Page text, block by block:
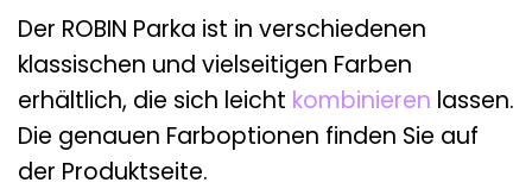
Der ROBIN Parka ist in verschiedenen
klassischen und vielseitigen Farben
erhältlich, die sich leicht kombinieren lassen.
Die genauen Farboptionen finden Sie auf
der Produktseite.